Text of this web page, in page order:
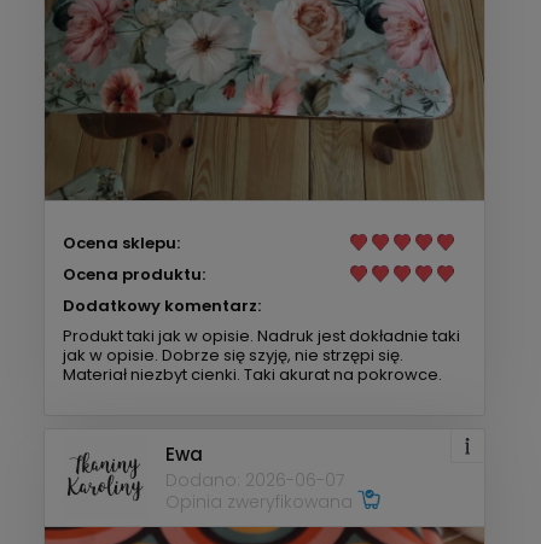
Ocena sklepu:
Ocena produktu:
Dodatkowy komentarz:
Produkt taki jak w opisie. Nadruk jest dokładnie taki
jak w opisie. Dobrze się szyję, nie strzępi się.
Materiał niezbyt cienki. Taki akurat na pokrowce.
Ewa
Dodano: 2026-06-07
Opinia zweryfikowana